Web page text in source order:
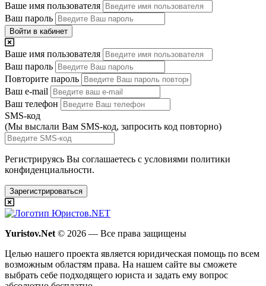
Ваше имя пользователя
Ваш пароль
Войти в кабинет
Ваше имя пользователя
Ваш пароль
Повторите пароль
Ваш e-mail
Ваш телефон
SMS-код
(Мы выслали Вам SMS-код, запросить код повторно)
Регистрируясь Вы соглашаетесь с условиями политики
конфиденциальности.
Зарегистрироваться
Yuristov.Net © 2026 — Все права защищены
Целью нашего проекта является юридическая помощь по всем
возможным областям права. На нашем сайте вы сможете
выбрать себе подходящего юриста и задать ему вопрос